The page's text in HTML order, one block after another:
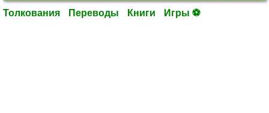
Толкования Переводы Книги Игры ⚽